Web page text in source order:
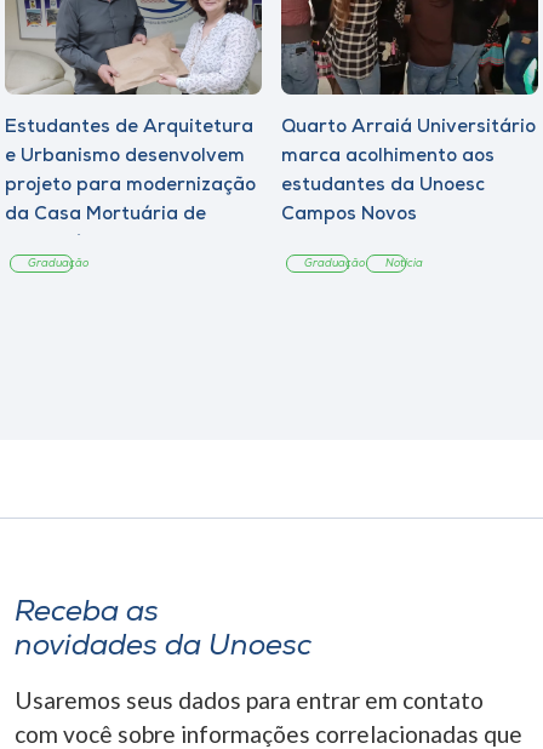
Estudantes de Arquitetura
e Urbanismo desenvolvem
projeto para modernização
da Casa Mortuária de
Graduação
Quarto Arraiá Universitário
marca acolhimento aos
estudantes da Unoesc
Campos Novos
Graduação Notícia
Receba as
novidades da Unoesc
Usaremos seus dados para entrar em contato
com você sobre informações correlacionadas que